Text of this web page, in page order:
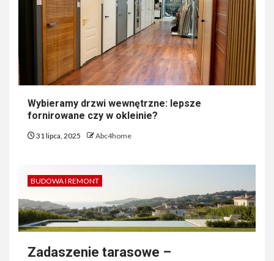
Wybieramy drzwi wewnętrzne: lepsze
fornirowane czy w okleinie?
31 lipca, 2025 Abc4home
BUDOWA I REMONT
Zadaszenie tarasowe –